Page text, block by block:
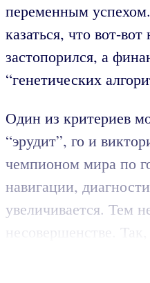
переменным
казаться, что вот-
застопорился, а
“генетических
Один из критериев
“эрудит”, го и
чемпионом мира по
навигации,
увеличивается. Тем
несовершенстве. Так,